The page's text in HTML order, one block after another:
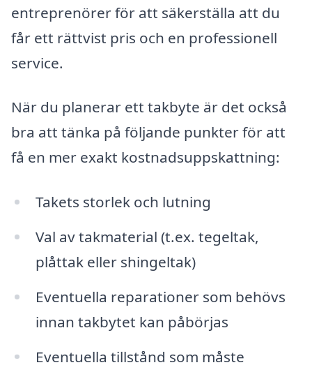
entreprenörer för att säkerställa att du
får ett rättvist pris och en professionell
service.
När du planerar ett takbyte är det också
bra att tänka på följande punkter för att
få en mer exakt kostnadsuppskattning:
Takets storlek och lutning
Val av takmaterial (t.ex. tegeltak,
plåttak eller shingeltak)
Eventuella reparationer som behövs
innan takbytet kan påbörjas
Eventuella tillstånd som måste